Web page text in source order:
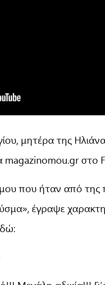
μητέρα της
στο
που ήταν από της
έγραψε